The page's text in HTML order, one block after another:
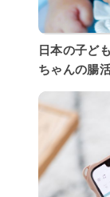
日本の子ど
ちゃんの腸